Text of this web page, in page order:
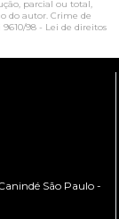
parcial ou total,
do autor. Crime de
9610/98 - Lei de direitos
São Paulo -